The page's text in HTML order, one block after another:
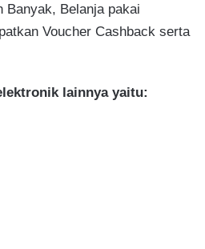
Banyak, Belanja pakai
Voucher Cashback serta
lainnya yaitu: